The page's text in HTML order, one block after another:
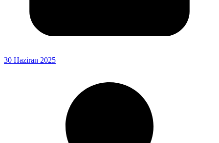
30 Haziran 2025